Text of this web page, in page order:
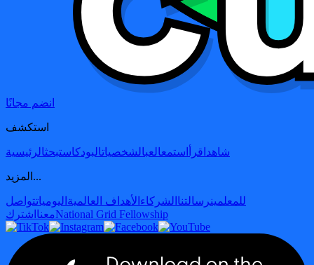
انضم مجانًا
استكشف
شاهد اقرأ استمعالعبالشخصياتالبودكاستبحثالرئيسية
المزيد...
للمعلمينرسالتنا الشركاء الأهداف العالمية اليومياتتواصل
معنا اشترك National Grid Fellowship